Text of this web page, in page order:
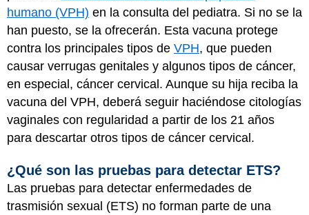
humano (VPH) en la consulta del pediatra. Si no se la
han puesto, se la ofrecerán. Esta vacuna protege
contra los principales tipos de VPH, que pueden
causar verrugas genitales y algunos tipos de cáncer,
en especial, cáncer cervical. Aunque su hija reciba la
vacuna del VPH, deberá seguir haciéndose citologías
vaginales con regularidad a partir de los 21 años
para descartar otros tipos de cáncer cervical.
¿Qué son las pruebas para detectar ETS?
Las pruebas para detectar enfermedades de
trasmisión sexual (ETS) no forman parte de una